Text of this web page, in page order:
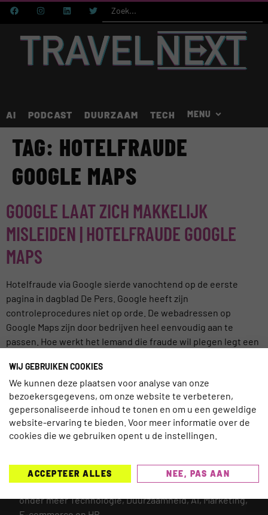
AI PODCAST DUURZAAM TECH
TAG: HOTELFRAUDE
GOOGLE MAPS
GOOGLE LAAT ZICH MAKKELIJK
MISLEIDEN | HOTELFRAUDE GOOGLE
MAPS
Hotelfraude via Google sierde vanochtend op de eerste
pagina in dagblad De Pers. Google heeft zijn
controleprocedures niet op orde. De webadressen op
Google Maps zijn door bedrijven heel eenvoudig aan te
passen. Hoe werkt het Iemand die fraude wil plegen legt een
hotel zelf. […]
TRAVELNEXT is hét leading kennisplatform voor de
updates en ontwikkelingen binnen de (online)
reismarkt.Onderwerpen die worden behandeld zijn
onder meer Technologie, Duurzaamheid, AI, Marketing,
WIJ GEBRUIKEN COOKIES
We kunnen deze plaatsen voor analyse van onze
bezoekersgegevens, om onze website te verbeteren,
gepersonaliseerde inhoud te tonen en om u een geweldige
website-ervaring te bieden. Voor meer informatie over de
cookies die we gebruiken opent u de instellingen.
ACCEPTEER ALLES NEE, PAS AAN